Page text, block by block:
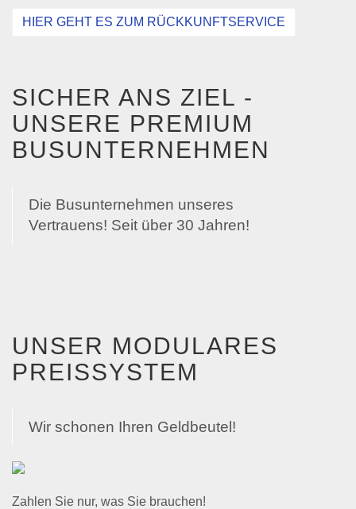
HIER GEHT ES ZUM RÜCKKUNFTSERVICE
SICHER ANS ZIEL -
UNSERE PREMIUM
BUSUNTERNEHMEN
Die Busunternehmen unseres
Vertrauens! Seit über 30 Jahren!
UNSER MODULARES
PREISSYSTEM
Wir schonen Ihren Geldbeutel!
Zahlen Sie nur, was Sie brauchen!